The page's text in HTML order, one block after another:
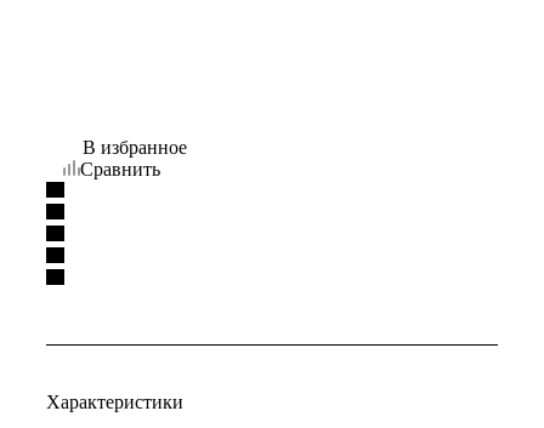
В избранное
Сравнить
Характеристики